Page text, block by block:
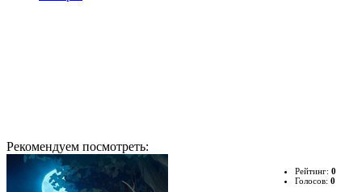
Рекомендуем посмотреть:
Рейтинг: 0
Голосов: 0